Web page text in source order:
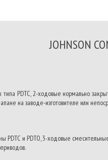
JOHNSON
PDTC, 2-ходовые нормально
на заводе-изготовителе или
PDTC и PDTO, 3-ходовые